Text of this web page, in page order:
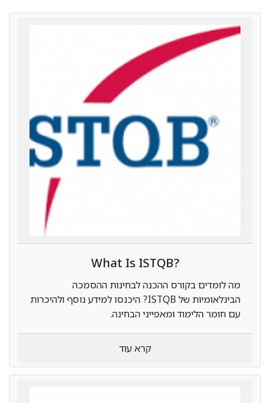
?What Is ISTQB
מה לומדים בקורס ההכנה לבחינות ההסמכה
הבינלאומיות של ISTQB? היכנסו למידע נוסף ולהיכרות
עם חומר הלימוד ומאפייני הבחינה.
קרא עוד